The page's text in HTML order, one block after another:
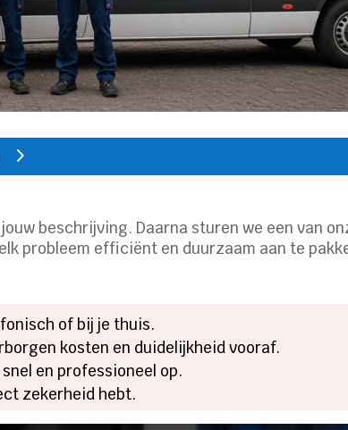
beschrijving. Daarna sturen we een van
probleem efficiënt en duurzaam aan te
of bij je thuis.
kosten en duidelijkheid vooraf.
en professioneel op.
zekerheid hebt.